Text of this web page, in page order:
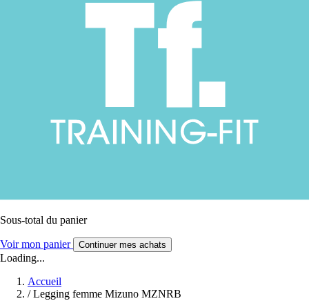
Sous-total du panier
Voir mon panier Continuer mes achats
Loading...
Accueil
/ Legging femme Mizuno MZNRB